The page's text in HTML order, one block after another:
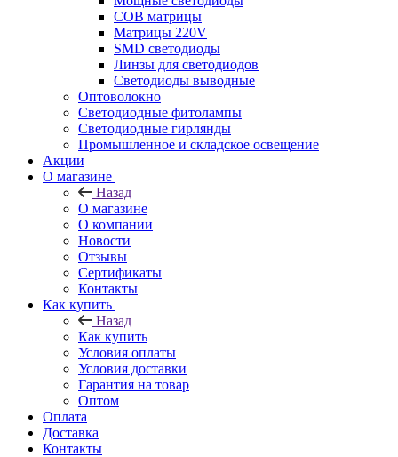
COB матрицы
Матрицы 220V
SMD светодиоды
Линзы для светодиодов
Светодиоды выводные
Оптоволокно
Светодиодные фитолампы
Светодиодные гирлянды
Промышленное и складское освещение
Акции
О магазине
Назад
О магазине
О компании
Новости
Отзывы
Сертификаты
Контакты
Как купить
Назад
Как купить
Условия оплаты
Условия доставки
Гарантия на товар
Оптом
Оплата
Доставка
Контакты